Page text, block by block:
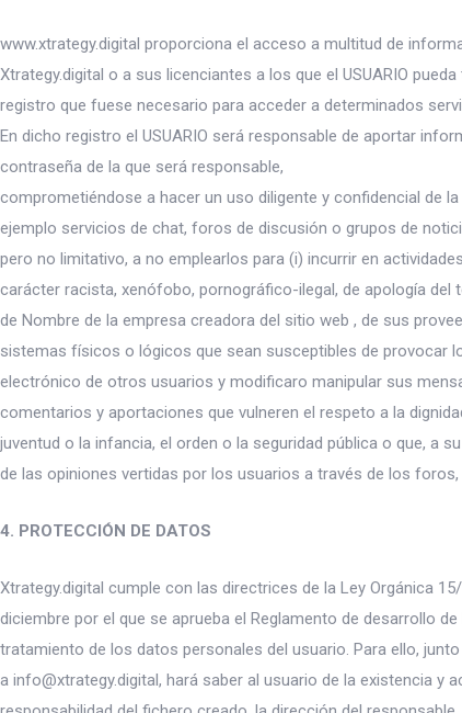
www.xtrategy.digital proporciona el acceso a multitud de
Xtrategy.digital o a sus licenciantes a los que el USUARIO
registro que fuese necesario para acceder a determinados
En dicho registro el USUARIO será responsable de aportar
contraseña de la que será responsable,
comprometiéndose a hacer un uso diligente y confidencial de
ejemplo servicios de chat, foros de discusión o grupos de
pero no limitativo, a no emplearlos para (i) incurrir en
carácter racista, xenófobo, pornográfico-ilegal, de apología
de Nombre de la empresa creadora del sitio web , de sus
sistemas físicos o lógicos que sean susceptibles de provocar
electrónico de otros usuarios y modificaro manipular sus
comentarios y aportaciones que vulneren el respeto a la
juventud o la infancia, el orden o la seguridad pública o que, a
de las opiniones vertidas por los usuarios a través de los
4. PROTECCIÓN DE DATOS
Xtrategy.digital cumple con las directrices de la Ley Orgánica
diciembre por el que se aprueba el Reglamento de desarrollo
tratamiento de los datos personales del usuario. Para ello,
a info@xtrategy.digital, hará saber al usuario de la existencia y